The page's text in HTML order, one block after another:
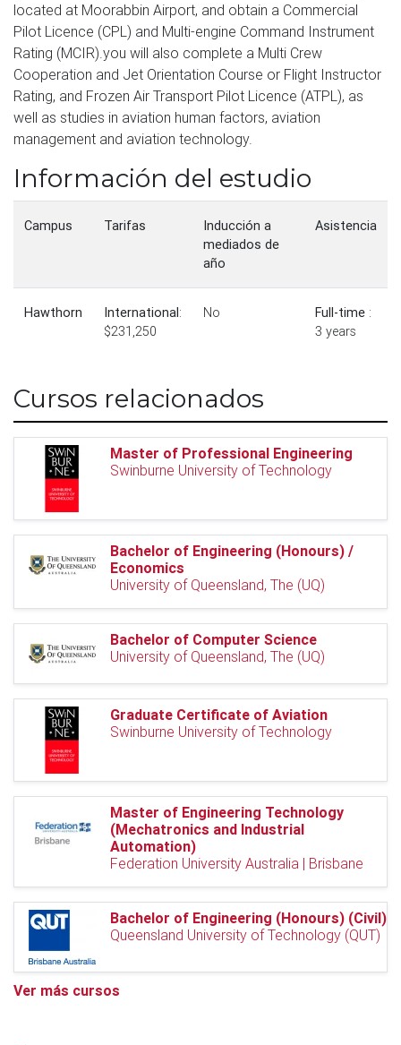
located at Moorabbin Airport, and obtain a Commercial
Pilot Licence (CPL) and Multi-engine Command Instrument
Rating (MCIR).you will also complete a Multi Crew
Cooperation and Jet Orientation Course or Flight Instructor
Rating, and Frozen Air Transport Pilot Licence (ATPL), as
well as studies in aviation human factors, aviation
management and aviation technology.
Información del estudio
Campus Tarifas
Inducción a
mediados de
año
Asistencia
Hawthorn International:
$231,250
No Full-time :
3 years
Cursos relacionados
Master of Professional Engineering
Swinburne University of Technology
Bachelor of Engineering (Honours) /
Economics
University of Queensland, The (UQ)
Bachelor of Computer Science
University of Queensland, The (UQ)
Graduate Certificate of Aviation
Swinburne University of Technology
Master of Engineering Technology
(Mechatronics and Industrial
Automation)
Federation University Australia | Brisbane
Bachelor of Engineering (Honours) (Civil)
Queensland University of Technology (QUT)
Ver más cursos